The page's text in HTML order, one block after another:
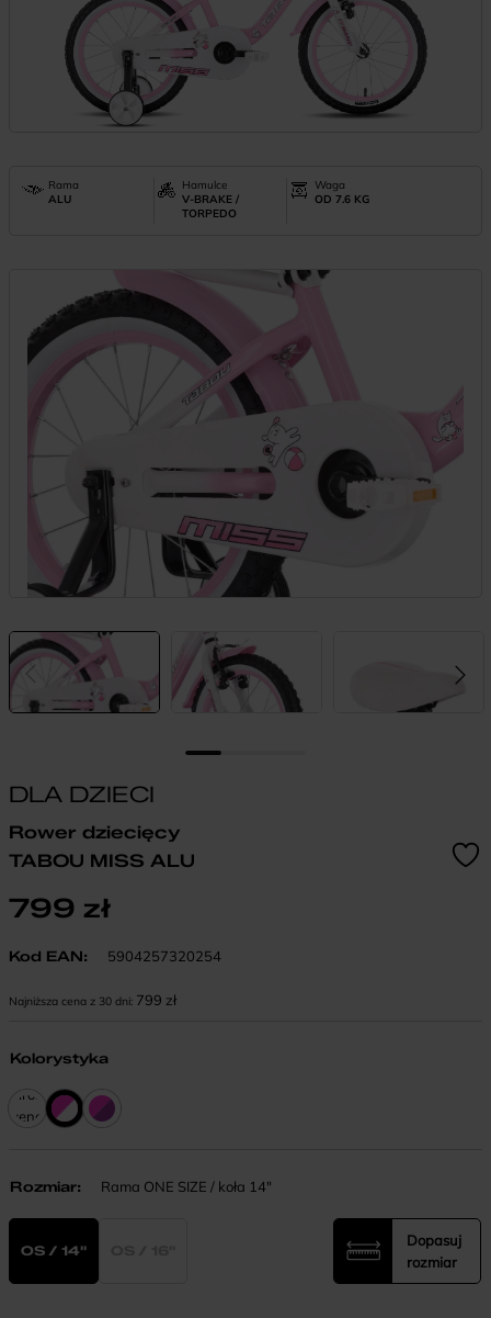
Rama
ALU
Hamulce
V-BRAKE /
TORPEDO
Waga
OD 7.6 KG
DLA DZIECI
Rower dziecięcy
TABOU MISS ALU
799 zł
Kod EAN: 5904257320254
Najniższa cena z 30 dni: 799 zł
Kolorystyka
/
Rozmiar: Rama ONE SIZE / koła 14"
OS / 14"
Dopasuj
rozmiar